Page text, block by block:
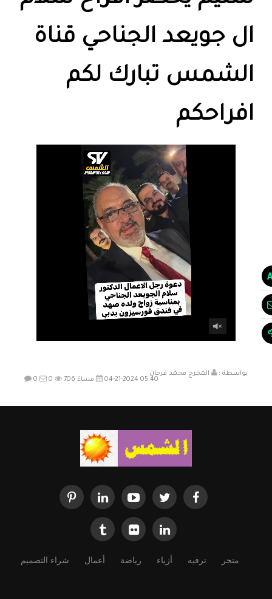
ال جويعد الجناحي قناة
الشمس تبارك لكم
افراحكم
بواسطة :
المخرج محمد فرحان
04-21-2024 05:40 مساءً
0 0 706
متجر ترفيه أزياء رياضة أعمال شراء التصميم